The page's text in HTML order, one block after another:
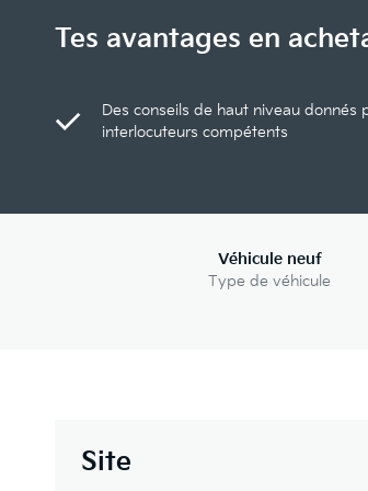
Tes avantages en
Des conseils de haut niveau donnés
interlocuteurs compétents
Véhicule neuf
Type de véhicule
Site